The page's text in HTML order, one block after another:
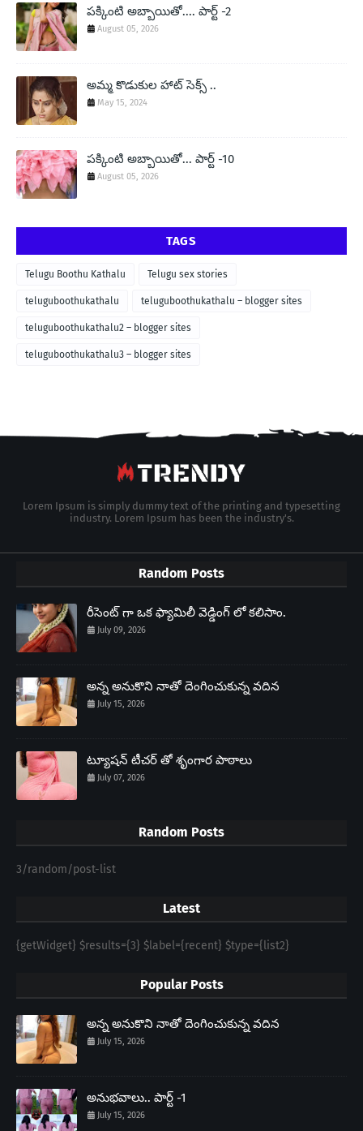
పక్కింటి అబ్బాయితో.... పార్ట్ -2
August 05, 2026
అమ్మ కొడుకుల హాట్ సెక్స్ ..
May 15, 2024
పక్కింటి అబ్బాయితో... పార్ట్ -10
August 05, 2026
TAGS
Telugu Boothu Kathalu Telugu sex stories
teluguboothukathalu teluguboothukathalu – blogger sites
teluguboothukathalu2 – blogger sites
teluguboothukathalu3 – blogger sites
Lorem Ipsum is simply dummy text of the printing and typesetting
industry. Lorem Ipsum has been the industry's.
Random Posts
రీసెంట్ గా ఒక ఫ్యామిలీ వెడ్డింగ్ లో కలిసాం.
July 09, 2026
అన్న అనుకొని నాతో దెంగించుకున్న వదిన
July 15, 2026
ట్యూషన్ టీచర్ తో శృంగార పాఠాలు
July 07, 2026
Random Posts
3/random/post-list
Latest
{getWidget} $results={3} $label={recent} $type={list2}
Popular Posts
అన్న అనుకొని నాతో దెంగించుకున్న వదిన
July 15, 2026
అనుభవాలు.. పార్ట్ -1
July 15, 2026